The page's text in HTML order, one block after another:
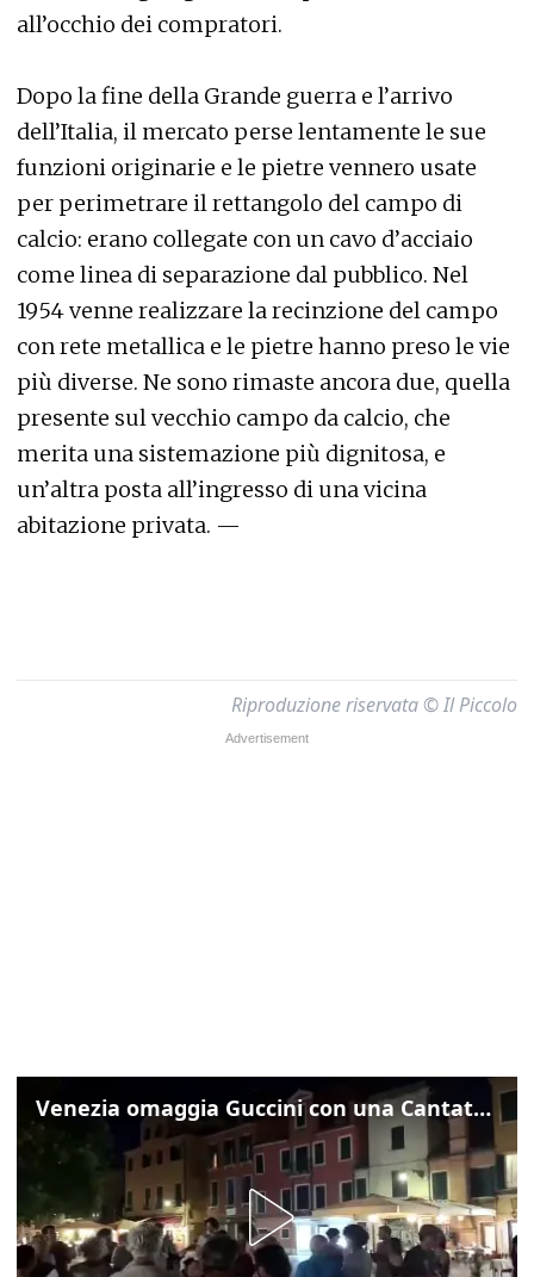
all’occhio dei compratori.
Dopo la fine della Grande guerra e l’arrivo
dell’Italia, il mercato perse lentamente le sue
funzioni originarie e le pietre vennero usate
per perimetrare il rettangolo del campo di
calcio: erano collegate con un cavo d’acciaio
come linea di separazione dal pubblico. Nel
1954 venne realizzare la recinzione del campo
con rete metallica e le pietre hanno preso le vie
più diverse. Ne sono rimaste ancora due, quella
presente sul vecchio campo da calcio, che
merita una sistemazione più dignitosa, e
un’altra posta all’ingresso di una vicina
abitazione privata. —
Riproduzione riservata © Il Piccolo
Venezia omaggia Guccini con una Cantata Anarchica in campo Santa Margherita